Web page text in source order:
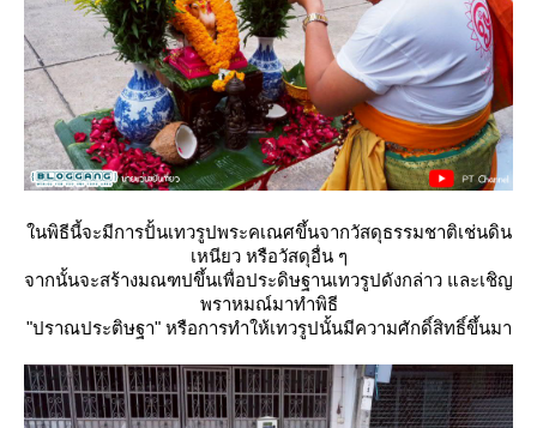
นพิธีนี้จะมีการปั้นเทวรูปพระคเณศขึ้นจากวัสดุธรรมชาติเช่นดิน
เหนียว หรือวัสดุอื่น ๆ
จากนั้นจะสร้างมณฑปขึ้นเพื่อประดิษฐานเทวรูปดังกล่าว และเชิญ
พราหมณ์มาทำพิธี
"ปราณประติษฐา" หรือการทำให้เทวรูปนั้นมีความศักดิ์สิทธิ์ขึ้นมา